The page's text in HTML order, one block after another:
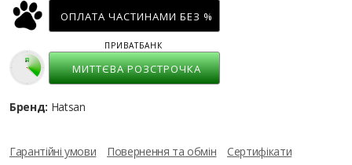
ОПЛАТА ЧАСТИНАМИ БЕЗ %
МИТТЄВА РОЗСТРОЧКА
ПРИВАТБАНК
Бренд: Hatsan
Гарантійні умови Повернення та обмін
Сертифікати